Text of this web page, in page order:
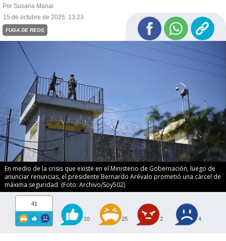
Por Susana Manai
15 de octubre de 2025, 13:23
FUGA DE REOS
En medio de la crisis que existe en el Ministerio de Gobernación, luego de
anunciar renuncias, el presidente Bernardo Arévalo prometió una cárcel de
máxima seguridad. (Foto: Archivo/Soy502)
41
10 25 2 4